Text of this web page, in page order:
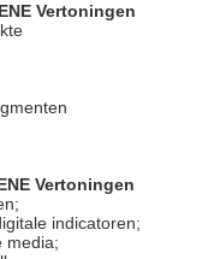
Vertoningen
Vertoningen
indicatoren;
media;